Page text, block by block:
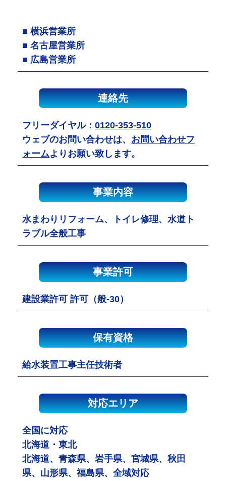
■ 横浜営業所
■ 名古屋営業所
■ 広島営業所
連絡先
フリーダイヤル：0120-353-510
ウェブのお問い合わせは、 お問い合わせフ
ォームよりお願い致します。
事業内容
水まわりリフォーム、トイレ修理、水道ト
ラブル全般工事
事業許可
建設業許可 許可（般-30）
保有資格
給水装置工事主任技術者
対応エリア
全国に対応
北海道・東北
北海道、青森県、岩手県、宮城県、秋田
県、山形県、福島県、全域対応